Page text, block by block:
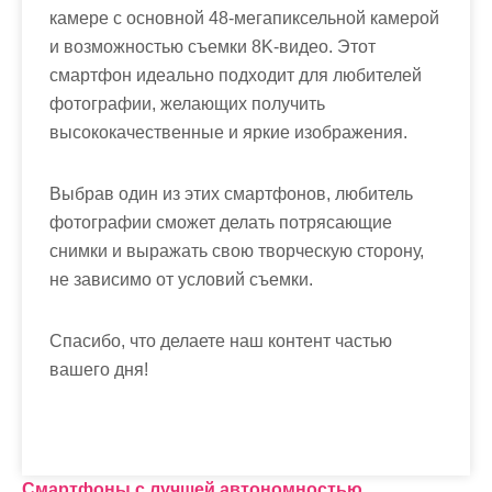
камере с основной 48-мегапиксельной камерой
и возможностью съемки 8K-видео. Этот
смартфон идеально подходит для любителей
фотографии, желающих получить
высококачественные и яркие изображения.
Выбрав один из этих смартфонов, любитель
фотографии сможет делать потрясающие
снимки и выражать свою творческую сторону,
не зависимо от условий съемки.
Спасибо, что делаете наш контент частью
вашего дня!